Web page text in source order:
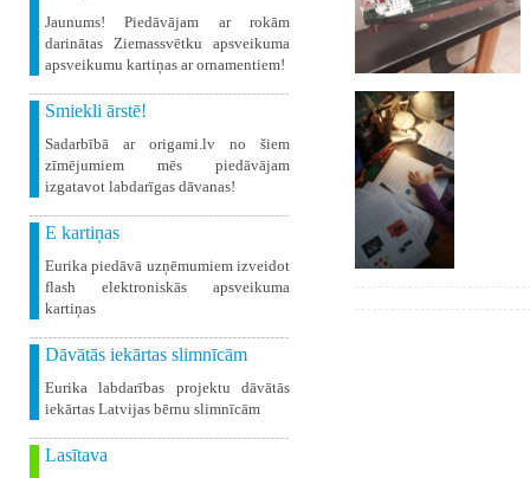
Jaunums! Piedāvājam ar rokām
darinātas Ziemassvētku apsveikuma
apsveikumu kartiņas ar ornamentiem!
Smiekli ārstē!
Sadarbībā ar origami.lv no šiem
zīmējumiem mēs piedāvājam
izgatavot labdarīgas dāvanas!
E kartiņas
Eurika piedāvā uzņēmumiem izveidot
flash elektroniskās apsveikuma
kartiņas
Dāvātās iekārtas slimnīcām
Eurika labdarības projektu dāvātās
iekārtas Latvijas bērnu slimnīcām
Lasītava